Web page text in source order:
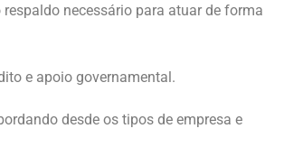
saber
virtual?
necessário para atuar de forma
e apoio governamental.
desde os tipos de empresa e